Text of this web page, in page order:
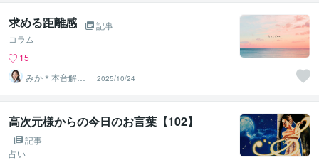
求める距離感
記事
コラム
15
みか＊本音解放
サポーター
2025/10/24
高次元様からの今日のお言葉【102】
記事
占い